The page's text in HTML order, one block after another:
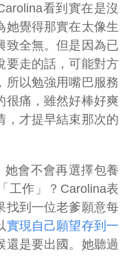
看到實在是沒
她覺得那實在太像生
致全無。但是因為已
要走的話，可能對方
所以勉強用嘴巴服務
很痛，雖然好棒好爽
，才提早結束那次的
會不會再選擇包養
工作」？Carolina表
找到一位老爹願意每
實現自己願望存到一
還是要出國。她聽過